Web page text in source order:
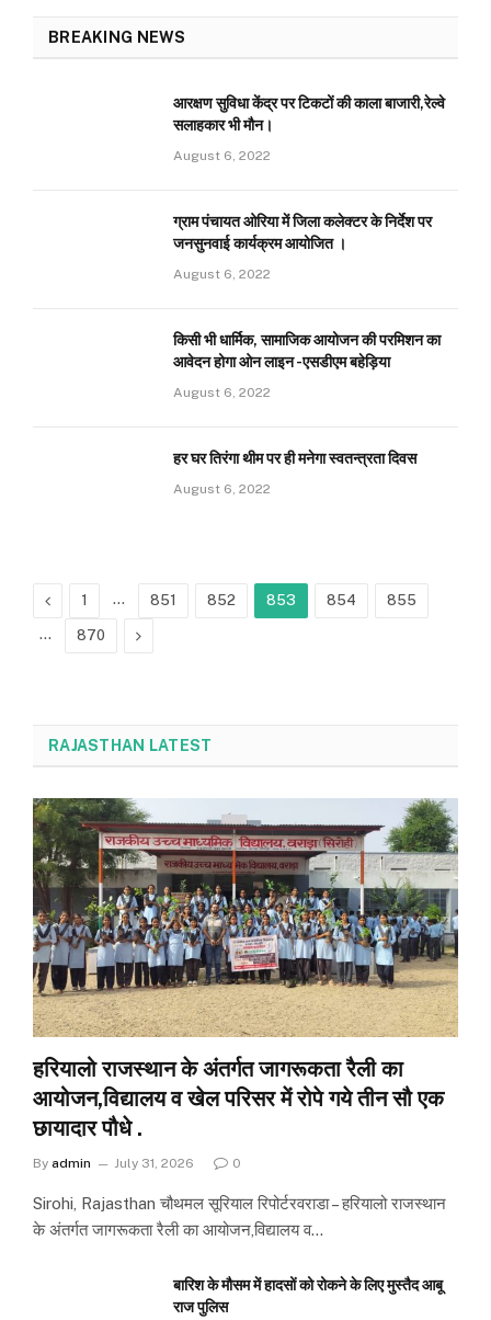
BREAKING NEWS
आरक्षण सुविधा केंद्र पर टिकटों की काला बाजारी,रेल्वे
सलाहकार भी मौन।
August 6, 2022
ग्राम पंचायत ओरिया में जिला कलेक्टर के निर्देश पर
जनसुनवाई कार्यक्रम आयोजित ।
August 6, 2022
किसी भी धार्मिक, सामाजिक आयोजन की परमिशन का
आवेदन होगा ओन लाइन -एसडीएम बहेड़िया
August 6, 2022
हर घर तिरंगा थीम पर ही मनेगा स्वतन्त्रता दिवस
August 6, 2022
Previous
1 … 851 852 853 854 855
… 870 Next
RAJASTHAN LATEST
हरियालो राजस्थान के अंतर्गत जागरूकता रैली का
आयोजन,विद्यालय व खेल परिसर में रोपे गये तीन सौ एक
छायादार पौधे .
By admin July 31, 2026 0
Sirohi, Rajasthan चौथमल सूरियाल रिपोर्टरवराडा – हरियालो राजस्थान
के अंतर्गत जागरूकता रैली का आयोजन,विद्यालय व…
बारिश के मौसम में हादसों को रोकने के लिए मुस्तैद आबू
राज पुलिस